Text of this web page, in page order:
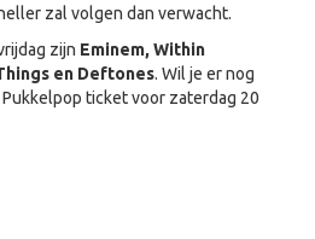
zal volgen dan verwacht.
zijn Eminem, Within
en Deftones. Wil je er nog
Pukkelpop ticket voor zaterdag 20